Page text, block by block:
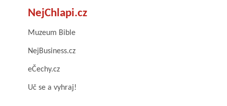
NejChlapi.cz
Muzeum Bible
NejBusiness.cz
eČechy.cz
Uč se a vyhraj!